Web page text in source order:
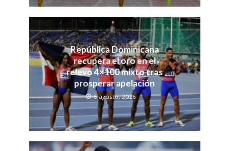
República Dominicana
recupera el oro en el
relevo 4×100 mixto tras
prosperar apelación
6 agosto, 2026